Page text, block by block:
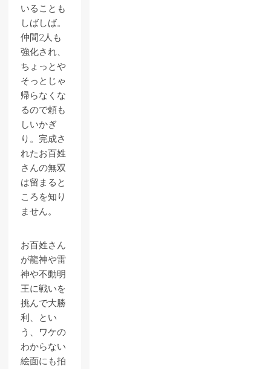
いることも
しばしば。
仲間2人も
強化され、
ちょっとや
そっとじゃ
帰らなくな
るので頼も
しいかぎ
り。完成さ
れたお百姓
さんの無双
は留まると
ころを知り
ません。
お百姓さん
が龍神や雷
神や不動明
王に戦いを
挑んで大勝
利、とい
う、ワケの
わからない
絵面にも拍